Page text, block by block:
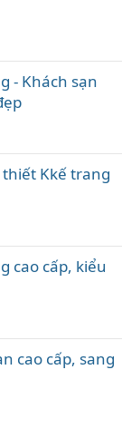
- Khách sạn
Kkế trang
cao cấp, kiểu
cao cấp, sang